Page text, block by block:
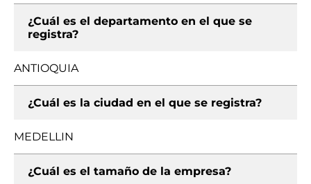
¿Cuál es el departamento en el que se
registra?
ANTIOQUIA
¿Cuál es la ciudad en el que se registra?
MEDELLIN
¿Cuál es el tamaño de la empresa?